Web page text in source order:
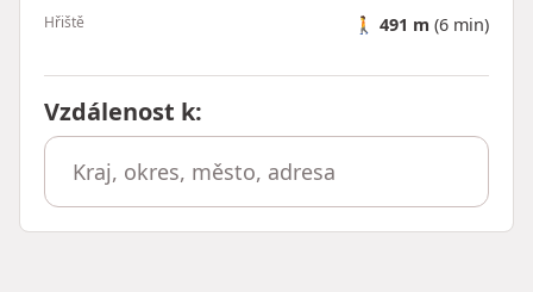
Hřiště 🚶 491 m (6 min)
Vzdálenost k: